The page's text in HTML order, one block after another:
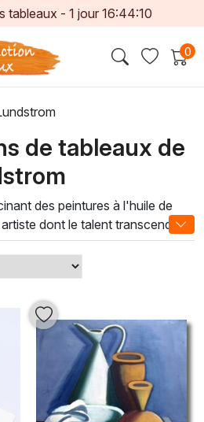
tableaux - 1 jour 16:44:09
0
de tableaux de
des peintures à l'huile de
artiste dont le talent transcende
à la fois vibrantes et apaisantes,
nordiques et des
une maîtrise impeccable des
parvient à créer des
imprègnent tout espace de vie.
Vilhelm Lundstrom
raffinée, où le mariage des
pinceau donne naissance à des
l'émotion. Qu'il s'agisse de
de portraits empreints de